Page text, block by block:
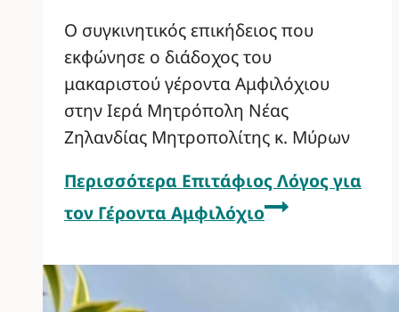
Ο συγκινητικός επικήδειος που
εκφώνησε ο διάδοχος του
μακαριστού γέροντα Αμφιλόχιου
στην Ιερά Μητρόπολη Νέας
Ζηλανδίας Μητροπολίτης κ. Μύρων
Περισσότερα Επιτάφιος Λόγος για
τον Γέροντα Αμφιλόχιο